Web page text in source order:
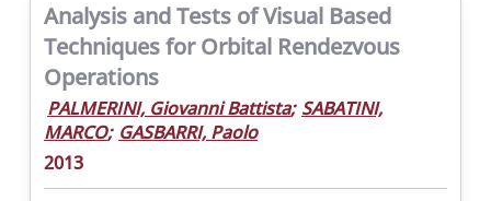
Analysis and Tests of Visual Based
Techniques for Orbital Rendezvous
Operations
PALMERINI, Giovanni Battista; SABATINI,
MARCO; GASBARRI, Paolo
2013